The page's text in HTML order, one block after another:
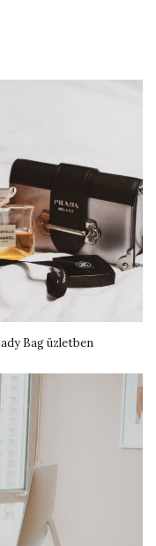
Bag üzletben